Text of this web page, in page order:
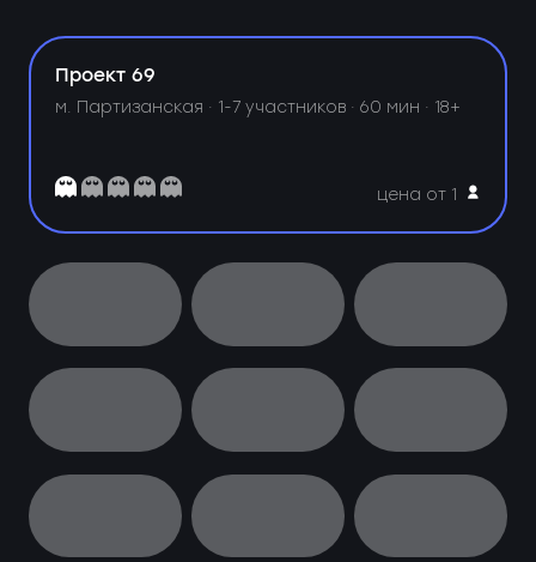
Проект 69
м. Партизанская · 1-7 участников · 60 мин · 18+
цена от 1